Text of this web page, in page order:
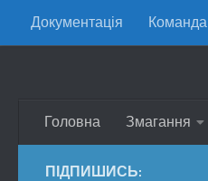
Skip to content
Документація Команда
Головна Змагання
ПІДПИШИСЬ: